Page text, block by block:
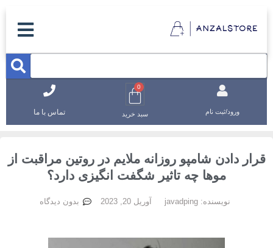
ورود/ثبت نام سبد خرید تماس با ما
دادن شامپو روزانه ملایم در روتین مراقبت از
موها چه تاثیر شگفت انگیزی دارد؟
نویسنده:javadping آوریل 20, 2023 بدون دیدگاه